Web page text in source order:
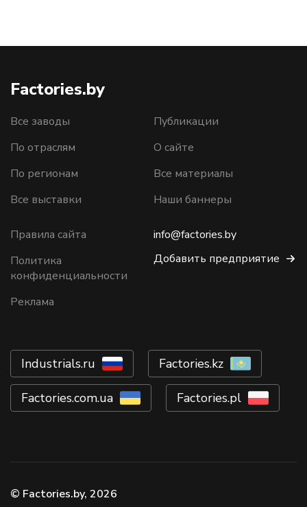
Factories.by
Все заводы
По отраслям
По регионам
Все выставки
Публикации
О сайте
Все материалы
Наши баннеры
Правила сайта
Политика
конфиденциальности
Реклама
info@factories.by
Добавить предприятие
Industrials.ru Factories.kz
Factories.com.ua Factories.pl
© Factories.by, 2026